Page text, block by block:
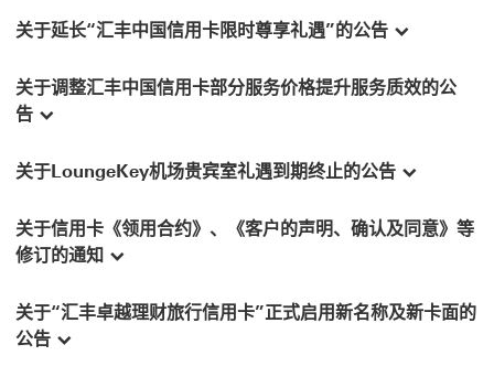
关于延长“汇丰中国信用卡限时尊享礼遇”的公告
关于调整汇丰中国信用卡部分服务价格提升服务质效的公
告
关于LoungeKey机场贵宾室礼遇到期终止的公告
关于信用卡《领用合约》、《客户的声明、确认及同意》等
修订的通知
关于“汇丰卓越理财旅行信用卡”正式启用新名称及新卡面的
公告